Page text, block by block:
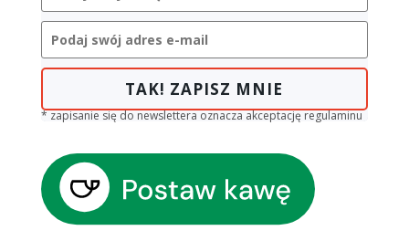
TAK! ZAPISZ MNIE
* zapisanie się do newslettera oznacza akceptację regulaminu